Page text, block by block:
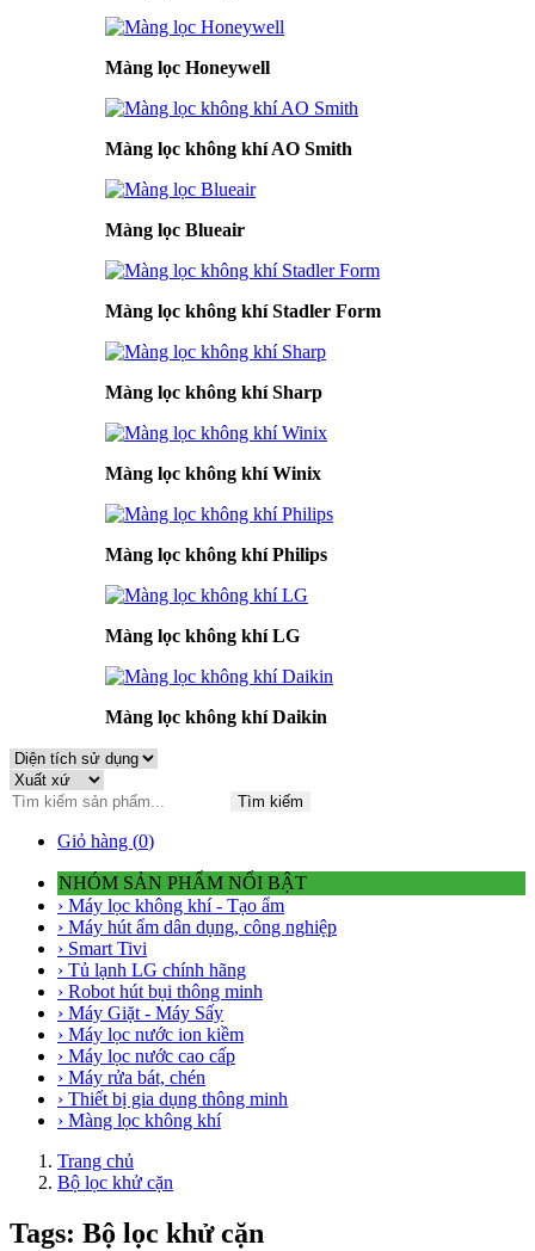
Màng lọc Honeywell
Màng lọc không khí AO Smith
Màng lọc Blueair
Màng lọc không khí Stadler Form
Màng lọc không khí Sharp
Màng lọc không khí Winix
Màng lọc không khí Philips
Màng lọc không khí LG
Màng lọc không khí Daikin
Tìm kiếm
Giỏ hàng (0)
NHÓM SẢN PHẨM NỔI BẬT
› Máy lọc không khí - Tạo ẩm
› Máy hút ẩm dân dụng, công nghiệp
› Smart Tivi
› Tủ lạnh LG chính hãng
› Robot hút bụi thông minh
› Máy Giặt - Máy Sấy
› Máy lọc nước ion kiềm
› Máy lọc nước cao cấp
› Máy rửa bát, chén
› Thiết bị gia dụng thông minh
› Màng lọc không khí
Trang chủ
Bộ lọc khử cặn
Tags: Bộ lọc khử cặn